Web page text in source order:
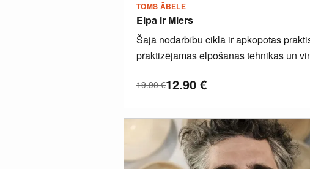
TOMS ĀBELE
Elpa ir Miers
Šajā nodarbību ciklā ir apkopotas
praktizējamas elpošanas tehnikas un
19.90€12.90 €